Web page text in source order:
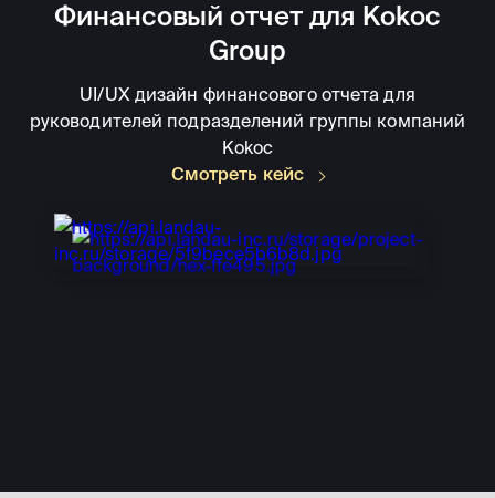
Финансовый отчет для Kokoc
Group
UI/UX дизайн финансового отчета для
руководителей подразделений группы компаний
Kokoc
Смотреть кейс